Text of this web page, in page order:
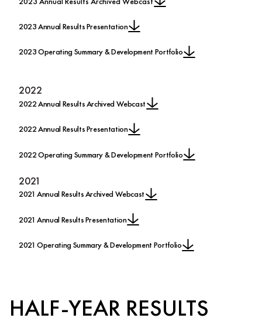
2023 Annual Results Presentation
2023 Operating Summary & Development Portfolio
2022
2022 Annual Results Archived Webcast
2022 Annual Results Presentation
2022 Operating Summary & Development Portfolio
2021
2021 Annual Results Archived Webcast
2021 Annual Results Presentation
2021 Operating Summary & Development Portfolio
HALF-YEAR RESULTS